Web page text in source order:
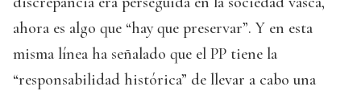
ahora es algo que “hay que preservar”. Y en esta
misma línea ha señalado que el PP tiene la
“responsabilidad histórica” de llevar a cabo una